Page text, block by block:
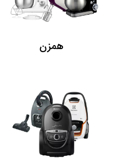
همزن